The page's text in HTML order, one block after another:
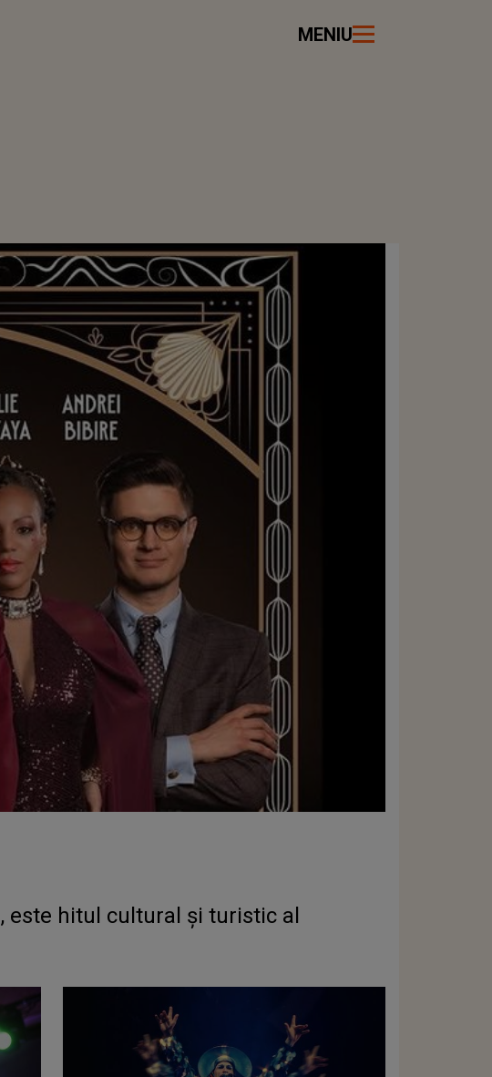
MENIU
este hitul cultural și turistic al